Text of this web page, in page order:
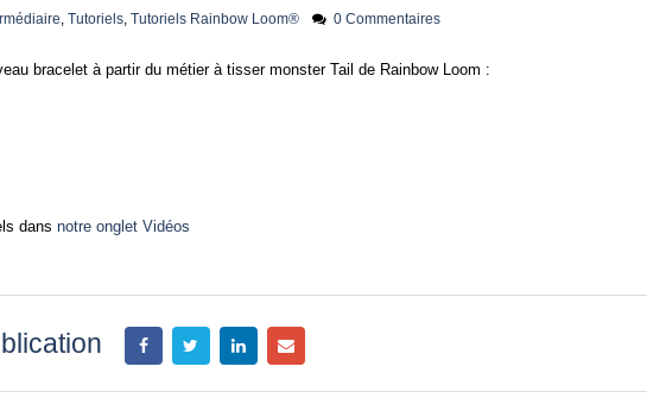
,Tutoriels ,Tutoriels Rainbow Loom® 0 Commentaires
bracelet à partir du métier à tisser monster Tail de Rainbow Loom :
dans notre onglet Vidéos